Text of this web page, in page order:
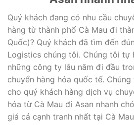
Quý khách đang có nhu cầu
hàng từ thành phố Cà Mau đi
Quốc)? Quý khách đã tìm đến
Logistics chúng tôi. Chúng tôi tự
những công ty lâu năm đi đầu
chuyển hàng hóa quốc tế.
cho quý khách hàng dịch vụ
hóa từ Cà Mau đi Asan nhanh
giá cả cạnh tranh nhất tại Cà